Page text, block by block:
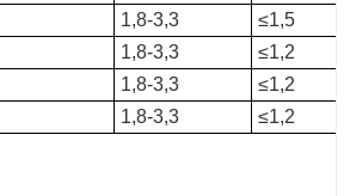
1,8-3,3 ≤1,5
1,8-3,3 ≤1,2
1,8-3,3 ≤1,2
1,8-3,3 ≤1,2